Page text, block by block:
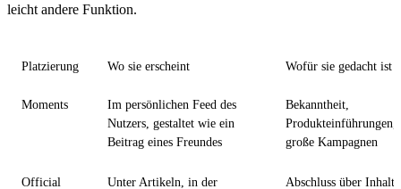
leicht andere Funktion.
Platzierung Wo sie erscheint Wofür sie gedacht ist
Moments
Im persönlichen Feed des
Nutzers, gestaltet wie ein
Beitrag eines Freundes
Bekanntheit,
Produkteinführungen,
große Kampagnen
Official Unter Artikeln, in der Abschluss über